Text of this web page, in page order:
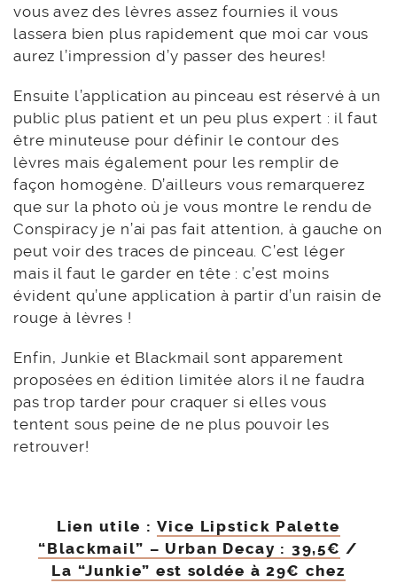
vous avez des lèvres assez fournies il vous
lassera bien plus rapidement que moi car vous
aurez l’impression d’y passer des heures!
Ensuite l’application au pinceau est réservé à un
public plus patient et un peu plus expert : il faut
être minuteuse pour définir le contour des
lèvres mais également pour les remplir de
façon homogène. D’ailleurs vous remarquerez
que sur la photo où je vous montre le rendu de
Conspiracy je n’ai pas fait attention, à gauche on
peut voir des traces de pinceau. C’est léger
mais il faut le garder en tête : c’est moins
évident qu’une application à partir d’un raisin de
rouge à lèvres !
Enfin, Junkie et Blackmail sont apparement
proposées en édition limitée alors il ne faudra
pas trop tarder pour craquer si elles vous
tentent sous peine de ne plus pouvoir les
retrouver!
Lien utile : Vice Lipstick Palette
“Blackmail” – Urban Decay : 39,5€ /
La “Junkie” est soldée à 29€ chez